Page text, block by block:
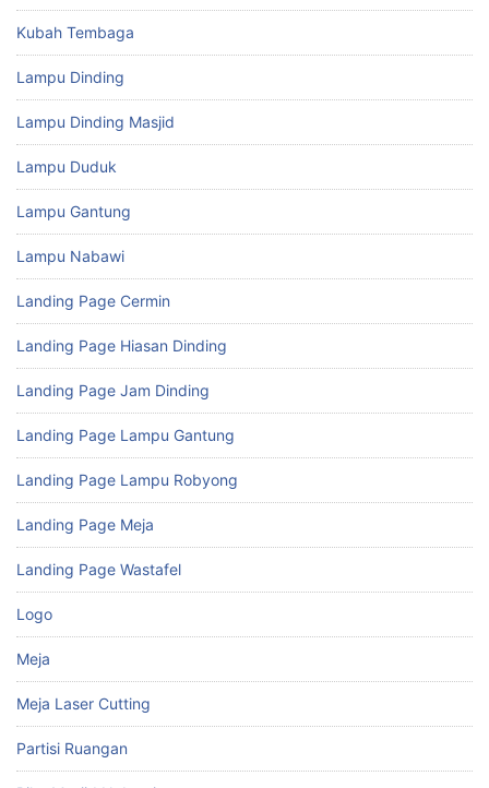
Kubah Tembaga
Lampu Dinding
Lampu Dinding Masjid
Lampu Duduk
Lampu Gantung
Lampu Nabawi
Landing Page Cermin
Landing Page Hiasan Dinding
Landing Page Jam Dinding
Landing Page Lampu Gantung
Landing Page Lampu Robyong
Landing Page Meja
Landing Page Wastafel
Logo
Meja
Meja Laser Cutting
Partisi Ruangan